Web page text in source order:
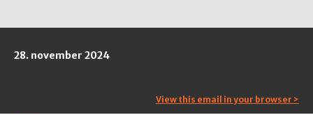
28. november 2024
View this email in your browser >